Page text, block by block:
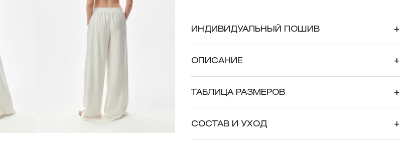
ИНДИВИДУАЛЬНЫЙ ПОШИВ +
ОПИСАНИЕ +
ТАБЛИЦА РАЗМЕРОВ +
СОСТАВ И УХОД +